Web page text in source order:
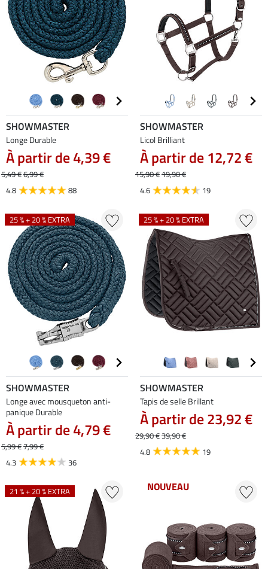
SHOWMASTER
Longe Durable
À partir de 4,39 €
5,49 €6,99 €
4.8
88
SHOWMASTER
Licol Brilliant
À partir de 12,72 €
15,90 €19,90 €
4.6
19
25 % + 20 % EXTRA
SHOWMASTER
Longe avec mousqueton anti-
panique Durable
À partir de 4,79 €
5,99 €7,99 €
4.3
36
25 % + 20 % EXTRA
SHOWMASTER
Tapis de selle Brillant
À partir de 23,92 €
29,90 €39,90 €
4.8
19
21 % + 20 % EXTRA NOUVEAU